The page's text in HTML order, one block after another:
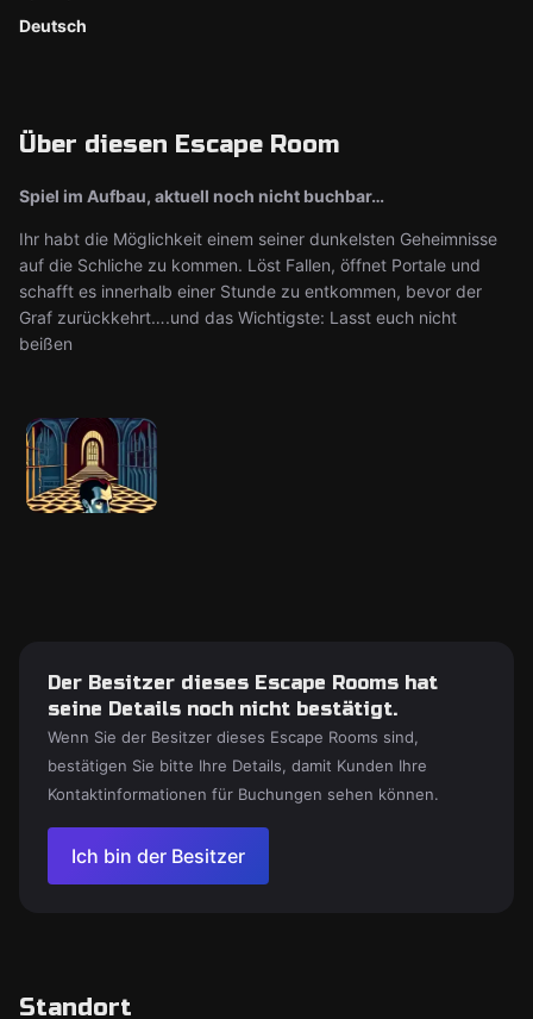
Deutsch
Über diesen Escape Room
Spiel im Aufbau, aktuell noch nicht buchbar…
Ihr habt die Möglichkeit einem seiner dunkelsten Geheimnisse
auf die Schliche zu kommen. Löst Fallen, öffnet Portale und
schafft es innerhalb einer Stunde zu entkommen, bevor der
Graf zurückkehrt….und das Wichtigste: Lasst euch nicht
beißen
Der Besitzer dieses Escape Rooms hat
seine Details noch nicht bestätigt.
Wenn Sie der Besitzer dieses Escape Rooms sind,
bestätigen Sie bitte Ihre Details, damit Kunden Ihre
Kontaktinformationen für Buchungen sehen können.
Ich bin der Besitzer
Standort